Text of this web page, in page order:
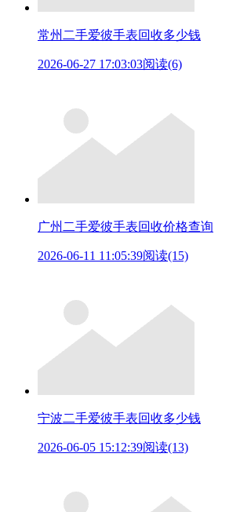
常州二手爱彼手表回收多少钱
2026-06-27 17:03:03阅读(6)
广州二手爱彼手表回收价格查询
2026-06-11 11:05:39阅读(15)
宁波二手爱彼手表回收多少钱
2026-06-05 15:12:39阅读(13)